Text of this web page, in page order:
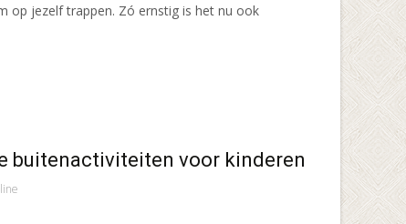
op jezelf trappen. Zó ernstig is het nu ook
buitenactiviteiten voor kinderen